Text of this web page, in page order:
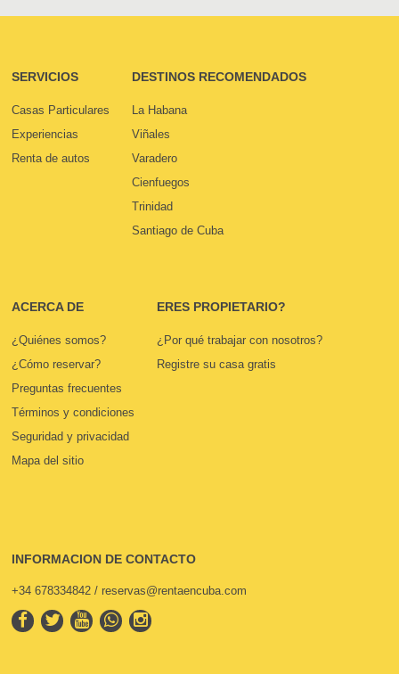
SERVICIOS
Casas Particulares
Experiencias
Renta de autos
DESTINOS RECOMENDADOS
La Habana
Viñales
Varadero
Cienfuegos
Trinidad
Santiago de Cuba
ACERCA DE
¿Quiénes somos?
¿Cómo reservar?
Preguntas frecuentes
Términos y condiciones
Seguridad y privacidad
Mapa del sitio
ERES PROPIETARIO?
¿Por qué trabajar con nosotros?
Registre su casa gratis
INFORMACION DE CONTACTO
+34 678334842 / reservas@rentaencuba.com